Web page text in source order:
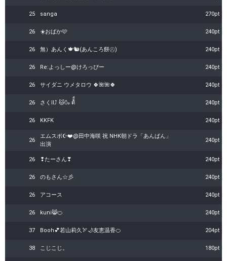
25 sanga 270pt
26 ☀️おばか🩷 240pt
26 無）あんく🍁🐿️(あんころ餅㊇) 240pt
26 Re:よっしー@けろっぴー 240pt
26 サイダニ ウメタロウ 🍀🌺🌺🍀 240pt
26 ㅤさくII⤴︎︎︎ 🐱🍶 ด้้็ 240pt
26 KKFK 240pt
26
エムスポ☪️❤️@田中海咲 祝 NHK朝ドラ「あんぱん」
出演
240pt
26 ❢たーさん❣ 240pt
26 のもさん☆彡 240pt
26 アコース 240pt
26 kuni😸🍊 240pt
37 Booh💕若山莉久🏹🌙友恵温香🍊 204pt
38 こじこじ。 180pt